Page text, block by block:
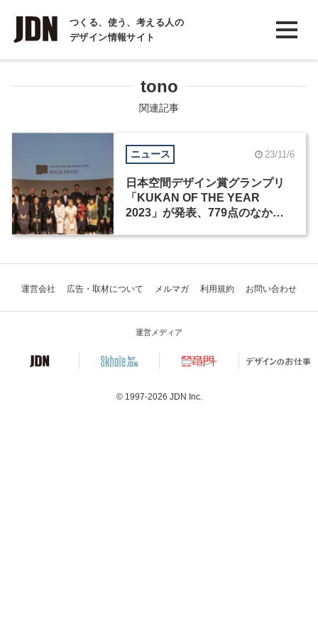
つくる、使う、考える人の
デザイン情報サイト
INTERVIEW
インタビュー
COLUMN
tono
関連記事
ニュース 23/11/6
日本空間デザイン賞グランプリ
「KUKAN OF THE YEAR
2023」が発表、779点のなかか
運営会社 広告・取材について メルマガ 利用規約 お問い合わせ
運営メディア
© 1997-2026 JDN Inc.